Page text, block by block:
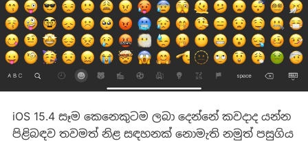
iOS 15.4 සෑම කෙනෙකුටම ලබා දෙන්නේ කවදාද යන්න
පිළිබඳව තවමත් නිළ සඳහනක් නොමැති නමුත් පසුගිය